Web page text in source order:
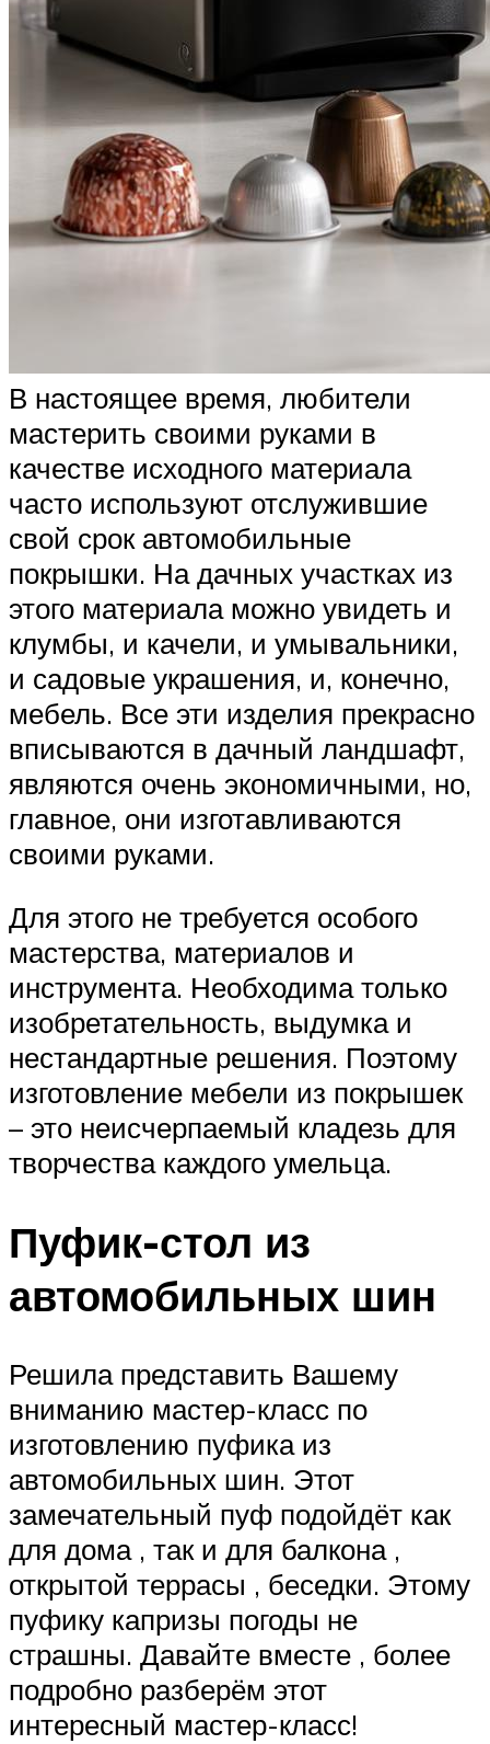
В настоящее время, любители
мастерить своими руками в
качестве исходного материала
часто используют отслужившие
свой срок автомобильные
покрышки. На дачных участках из
этого материала можно увидеть и
клумбы, и качели, и умывальники,
и садовые украшения, и, конечно,
мебель. Все эти изделия прекрасно
вписываются в дачный ландшафт,
являются очень экономичными, но,
главное, они изготавливаются
своими руками.
Для этого не требуется особого
мастерства, материалов и
инструмента. Необходима только
изобретательность, выдумка и
нестандартные решения. Поэтому
изготовление мебели из покрышек
– это неисчерпаемый кладезь для
творчества каждого умельца.
Пуфик-стол из
автомобильных шин
Решила представить Вашему
вниманию мастер-класс по
изготовлению пуфика из
автомобильных шин. Этот
замечательный пуф подойдёт как
для дома , так и для балкона ,
открытой террасы , беседки. Этому
пуфику капризы погоды не
страшны. Давайте вместе , более
подробно разберём этот
интересный мастер-класс!